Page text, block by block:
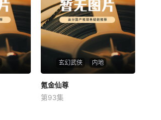
玄幻武侠 内地
氪金仙尊
未知
氪金仙尊
第93集